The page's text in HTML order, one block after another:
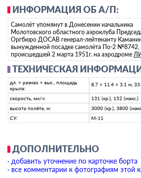
ИНФОРМАЦИЯ ОБ А/П:
Самолёт упомянут в Донесении начальника
Молотовского областного аэроклуба
Оргбюро ДОСАВ генерал-лейтенанту
вынужденной посадке самолёта По-2 №8742,
происшедшей 2 марта 1951г. на аэродроме
ТЕХНИЧЕСКАЯ
дл. × размах × выс., площадь
крыла:
8.7 × 11.4 × 3.1 м,
скорость, км/ч:
131 (кр.), 152 (макс.)
высота полёта, м:
3000 (кр.), 3800
СУ:
М-11
ДОПОЛНИТЕЛЬНО
· добавить уточнение по карточке борта
· все комментарии к фотографиям этой